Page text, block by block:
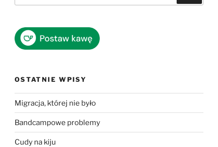
OSTATNIE WPISY
Migracja, której nie było
Bandcampowe problemy
Cudy na kiju